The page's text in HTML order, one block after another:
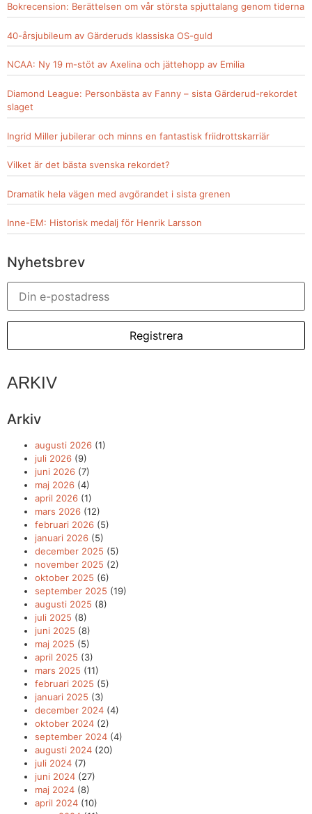
Bokrecension: Berättelsen om vår största spjuttalang genom tiderna
40-årsjubileum av Gärderuds klassiska OS-guld
NCAA: Ny 19 m-stöt av Axelina och jättehopp av Emilia
Diamond League: Personbästa av Fanny – sista Gärderud-rekordet
slaget
Ingrid Miller jubilerar och minns en fantastisk friidrottskarriär
Vilket är det bästa svenska rekordet?
Dramatik hela vägen med avgörandet i sista grenen
Inne-EM: Historisk medalj för Henrik Larsson
Nyhetsbrev
ARKIV
Arkiv
augusti 2026 (1)
juli 2026 (9)
juni 2026 (7)
maj 2026 (4)
april 2026 (1)
mars 2026 (12)
februari 2026 (5)
januari 2026 (5)
december 2025 (5)
november 2025 (2)
oktober 2025 (6)
september 2025 (19)
augusti 2025 (8)
juli 2025 (8)
juni 2025 (8)
maj 2025 (5)
april 2025 (3)
mars 2025 (11)
februari 2025 (5)
januari 2025 (3)
december 2024 (4)
oktober 2024 (2)
september 2024 (4)
augusti 2024 (20)
juli 2024 (7)
juni 2024 (27)
maj 2024 (8)
april 2024 (10)